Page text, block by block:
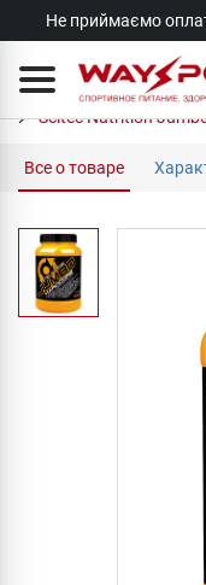
Не приймаємо
Scitec Nutrition
Все о товаре